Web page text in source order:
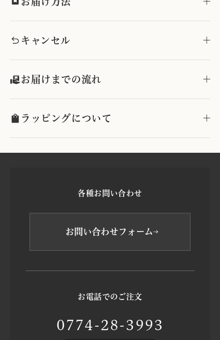
キャンセル
お届けまでの流れ
ラッピングについて
各種お問い合わせ
お問い合わせフォーム
お電話でのご注文
0774-28-3993